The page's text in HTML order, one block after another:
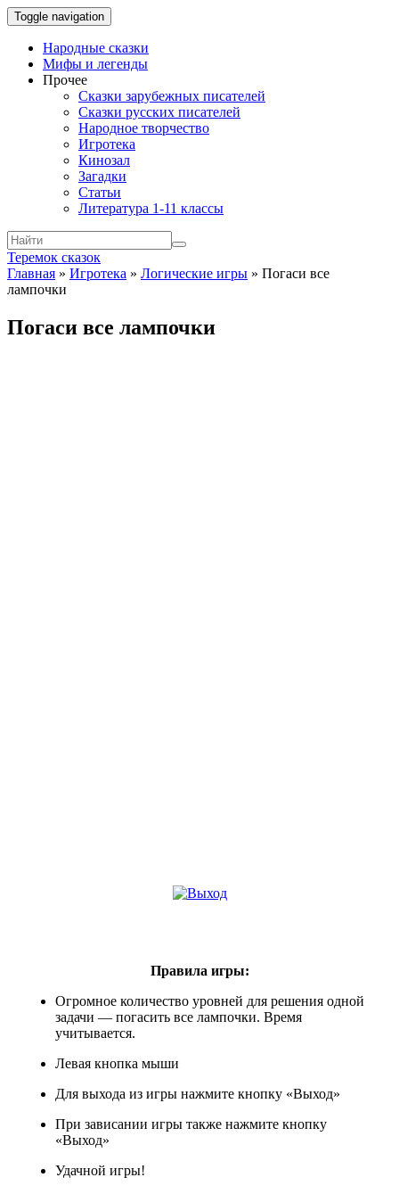
Toggle navigation
Народные сказки
Мифы и легенды
Прочее
Сказки зарубежных писателей
Сказки русских писателей
Народное творчество
Игротека
Кинозал
Загадки
Статьи
Литература 1-11 классы
Теремок сказок
Главная » Игротека » Логические игры » Погаси все
лампочки
Погаси все лампочки
Правила игры:
Огромное количество уровней для решения одной
задачи — погасить все лампочки. Время
учитывается.
Левая кнопка мыши
Для выхода из игры нажмите кнопку «Выход»
При зависании игры также нажмите кнопку
«Выход»
Удачной игры!